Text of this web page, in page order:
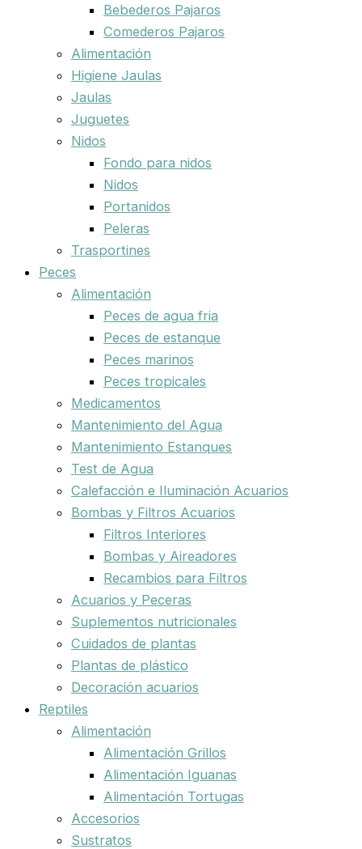
Bebederos Pajaros
Comederos Pajaros
Alimentación
Higiene Jaulas
Jaulas
Juguetes
Nidos
Fondo para nidos
Nidos
Portanidos
Peleras
Trasportines
Peces
Alimentación
Peces de agua fria
Peces de estanque
Peces marinos
Peces tropicales
Medicamentos
Mantenimiento del Agua
Mantenimiento Estanques
Test de Agua
Calefacción e Iluminación Acuarios
Bombas y Filtros Acuarios
Filtros Interiores
Bombas y Aireadores
Recambios para Filtros
Acuarios y Peceras
Suplementos nutricionales
Cuidados de plantas
Plantas de plástico
Decoración acuarios
Reptiles
Alimentación
Alimentación Grillos
Alimentación Iguanas
Alimentación Tortugas
Accesorios
Sustratos